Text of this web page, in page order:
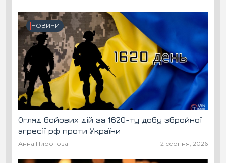
НОВИНИ
Огляд бойових дій за 1620-ту добу збройної
агресії рф проти України
Анна Пирогова 2 серпня, 2026